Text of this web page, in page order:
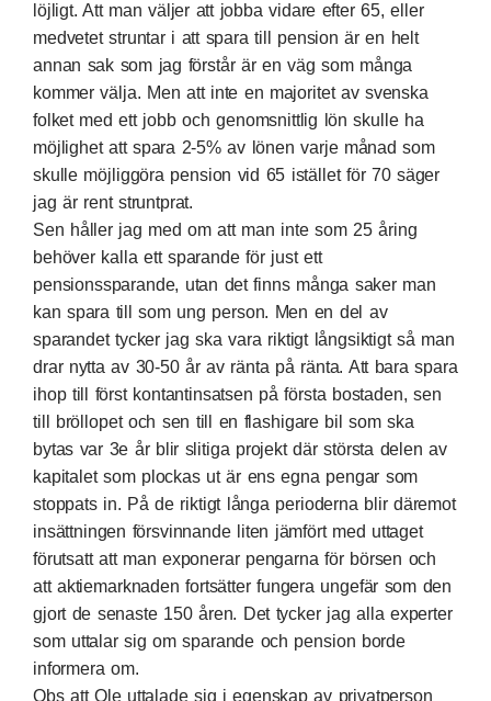
löjligt. Att man väljer att jobba vidare efter 65, eller
medvetet struntar i att spara till pension är en helt
annan sak som jag förstår är en väg som många
kommer välja. Men att inte en majoritet av svenska
folket med ett jobb och genomsnittlig lön skulle ha
möjlighet att spara 2-5% av lönen varje månad som
skulle möjliggöra pension vid 65 istället för 70 säger
jag är rent struntprat.
Sen håller jag med om att man inte som 25 åring
behöver kalla ett sparande för just ett
pensionssparande, utan det finns många saker man
kan spara till som ung person. Men en del av
sparandet tycker jag ska vara riktigt långsiktigt så man
drar nytta av 30-50 år av ränta på ränta. Att bara spara
ihop till först kontantinsatsen på första bostaden, sen
till bröllopet och sen till en flashigare bil som ska
bytas var 3e år blir slitiga projekt där största delen av
kapitalet som plockas ut är ens egna pengar som
stoppats in. På de riktigt långa perioderna blir däremot
insättningen försvinnande liten jämfört med uttaget
förutsatt att man exponerar pengarna för börsen och
att aktiemarknaden fortsätter fungera ungefär som den
gjort de senaste 150 åren. Det tycker jag alla experter
som uttalar sig om sparande och pension borde
informera om.
Obs att Ole uttalade sig i egenskap av privatperson